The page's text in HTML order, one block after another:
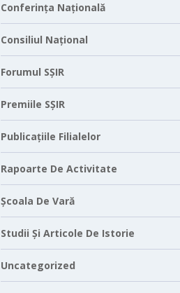
Conferința Națională
Consiliul Național
Forumul SȘIR
Premiile SȘIR
Publicațiile Filialelor
Rapoarte De Activitate
Școala De Vară
Studii Și Articole De Istorie
Uncategorized